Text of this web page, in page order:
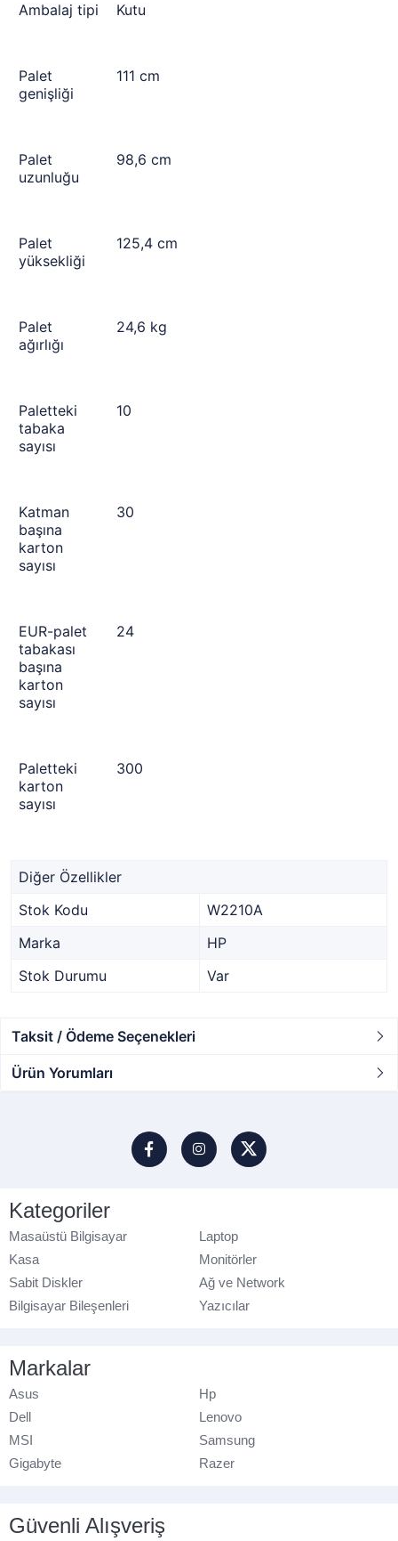
Ambalaj tipi Kutu
Palet
genişliği
111 cm
Palet
uzunluğu
98,6 cm
Palet
yüksekliği
125,4 cm
Palet
ağırlığı
24,6 kg
Paletteki
tabaka
sayısı
10
Katman
başına
karton
sayısı
30
EUR-palet
tabakası
başına
karton
sayısı
24
Paletteki
karton
sayısı
300
Diğer Özellikler
Stok Kodu
W2210A
Marka
HP
Stok Durumu
Var
Taksit / Ödeme Seçenekleri
Ürün Yorumları
Kategoriler
Masaüstü Bilgisayar
Laptop
Kasa
Monitörler
Sabit Diskler
Ağ ve Network
Bilgisayar Bileşenleri
Yazıcılar
Markalar
Asus
Hp
Dell
Lenovo
MSI
Samsung
Gigabyte
Razer
Güvenli Alışveriş